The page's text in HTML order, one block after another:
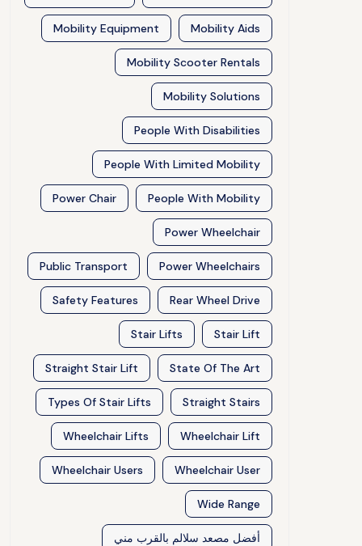
Mobility Aids
Mobility Equipment
Mobility Scooter Rentals
Mobility Solutions
People With Disabilities
People With Limited Mobility
People With Mobility
Power Chair
Power Wheelchair
Power Wheelchairs
Public Transport
Rear Wheel Drive
Safety Features
Stair Lift
Stair Lifts
State Of The Art
Straight Stair Lift
Straight Stairs
Types Of Stair Lifts
Wheelchair Lift
Wheelchair Lifts
Wheelchair User
Wheelchair Users
Wide Range
أفضل مصعد سلالم بالقرب مني